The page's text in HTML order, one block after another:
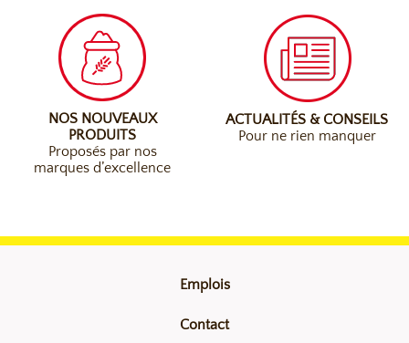
NOS NOUVEAUX
PRODUITS
Proposés par nos
marques d’excellence
ACTUALITÉS & CONSEILS
Pour ne rien manquer
Emplois
Contact